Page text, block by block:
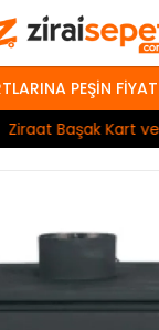
PEŞİN
Ziraat Başak Kart ve